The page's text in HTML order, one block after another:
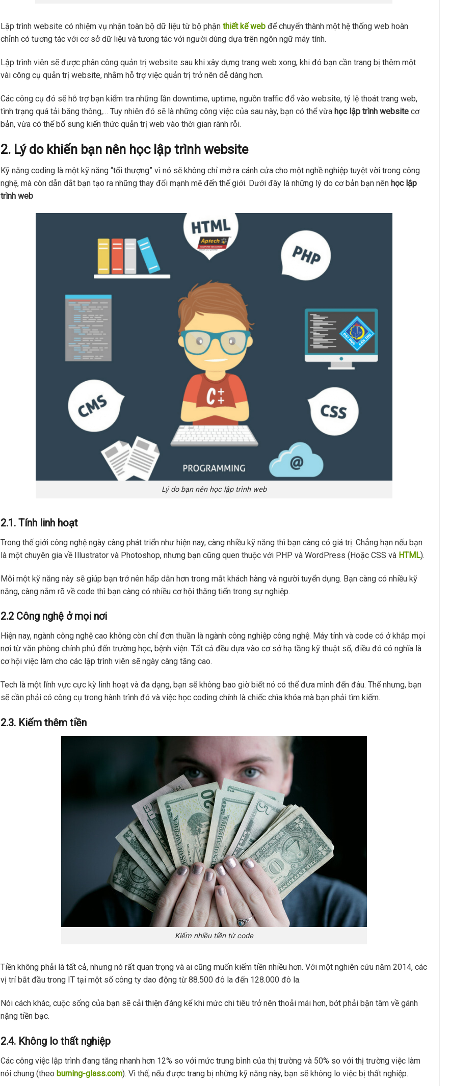
Lập trình website có nhiệm vụ nhận toàn bộ dữ liệu từ bộ phận thiết kế web để chuyển thành một hệ thống web hoàn
chỉnh có tương tác với cơ sở dữ liệu và tương tác với người dùng dựa trên ngôn ngữ máy tính.
Lập trình viên sẽ được phân công quản trị website sau khi xây dựng trang web xong, khi đó bạn cần trang bị thêm một
vài công cụ quản trị website, nhằm hỗ trợ việc quản trị trở nên dễ dàng hơn.
Các công cụ đó sẽ hỗ trợ bạn kiểm tra những lần downtime, uptime, nguồn traffic đổ vào website, tỷ lệ thoát trang web,
tình trạng quá tải băng thông,… Tuy nhiên đó sẽ là những công việc của sau này, bạn có thể vừa học lập trình website cơ
bản, vừa có thể bổ sung kiến thức quản trị web vào thời gian rãnh rỗi.
2. Lý do khiến bạn nên học lập trình website
Kỹ năng coding là một kỹ năng “tối thượng” vì nó sẽ không chỉ mở ra cánh cửa cho một nghề nghiệp tuyệt vời trong công
nghệ, mà còn dẫn dắt bạn tạo ra những thay đổi mạnh mẽ đến thế giới. Dưới đây là những lý do cơ bản bạn nên học lập
trình web
Lý do bạn nên học lập trình web
2.1. Tính linh hoạt
Trong thế giới công nghệ ngày càng phát triển như hiện nay, càng nhiều kỹ năng thì bạn càng có giá trị. Chẳng hạn nếu bạn
là một chuyên gia về Illustrator và Photoshop, nhưng bạn cũng quen thuộc với PHP và WordPress (Hoặc CSS và HTML).
Mỗi một kỹ năng này sẽ giúp bạn trở nên hấp dẫn hơn trong mắt khách hàng và người tuyển dụng. Bạn càng có nhiều kỹ
năng, càng nắm rõ về code thì bạn càng có nhiều cơ hội thăng tiến trong sự nghiệp.
2.2 Công nghệ ở mọi nơi
Hiện nay, ngành công nghệ cao không còn chỉ đơn thuần là ngành công nghiệp công nghệ. Máy tính và code có ở khắp mọi
nơi từ văn phòng chính phủ đến trường học, bệnh viện. Tất cả đều dựa vào cơ sở hạ tầng kỹ thuật số, điều đó có nghĩa là
cơ hội việc làm cho các lập trình viên sẽ ngày càng tăng cao.
Tech là một lĩnh vực cực kỳ linh hoạt và đa dạng, bạn sẽ không bao giờ biết nó có thể đưa mình đến đâu. Thế nhưng, bạn
sẽ cần phải có công cụ trong hành trình đó và việc học coding chính là chiếc chìa khóa mà bạn phải tìm kiếm.
2.3. Kiếm thêm tiền
Kiếm nhiều tiền từ code
Tiền không phải là tất cả, nhưng nó rất quan trọng và ai cũng muốn kiếm tiền nhiều hơn. Với một nghiên cứu năm 2014, các
vị trí bắt đầu trong IT tại một số công ty dao động từ 88.500 đô la đến 128.000 đô la.
Nói cách khác, cuộc sống của bạn sẽ cải thiện đáng kể khi mức chi tiêu trở nên thoải mái hơn, bớt phải bận tâm về gánh
nặng tiền bạc.
2.4. Không lo thất nghiệp
Các công việc lập trình đang tăng nhanh hơn 12% so với mức trung bình của thị trường và 50% so với thị trường việc làm
nói chung (theo burning-glass.com). Vì thế, nếu được trang bị những kỹ năng này, bạn sẽ không lo việc bị thất nghiệp.